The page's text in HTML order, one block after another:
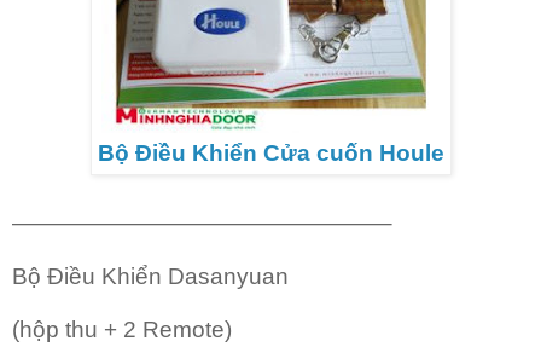
Bộ Điều Khiển Cửa cuốn Houle
————————————————–
Bộ Điều Khiển Dasanyuan
(hộp thu + 2 Remote)